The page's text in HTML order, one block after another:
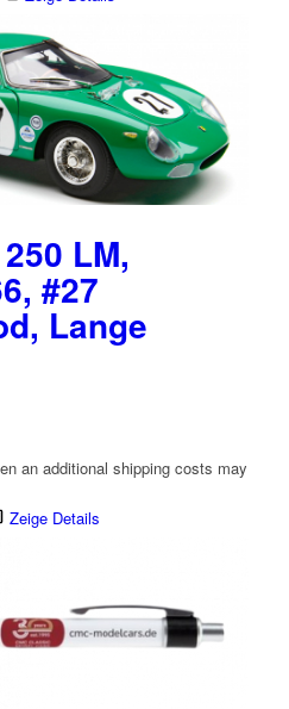
LM,
#27
Lange
an additional shipping costs may
Zeige Details